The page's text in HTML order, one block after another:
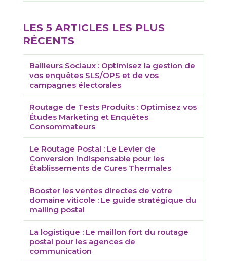
LES 5 ARTICLES LES PLUS
RÉCENTS
Bailleurs Sociaux : Optimisez la gestion de
vos enquêtes SLS/OPS et de vos
campagnes électorales
Routage de Tests Produits : Optimisez vos
Études Marketing et Enquêtes
Consommateurs
Le Routage Postal : Le Levier de
Conversion Indispensable pour les
Établissements de Cures Thermales
Booster les ventes directes de votre
domaine viticole : Le guide stratégique du
mailing postal
La logistique : Le maillon fort du routage
postal pour les agences de
communication